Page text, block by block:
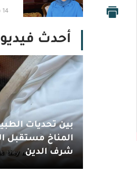
14 شباط 2025 بقلم نور مرزوق، صحافية
أحدث فيديو
بين تحديات
المناخ مستقبل
شرف الدين